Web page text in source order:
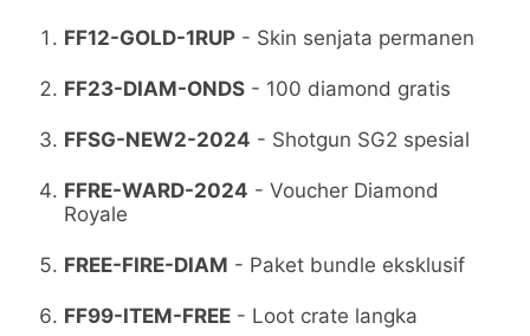
FF12-GOLD-1RUP - Skin senjata permanen
FF23-DIAM-ONDS - 100 diamond gratis
FFSG-NEW2-2024 - Shotgun SG2 spesial
FFRE-WARD-2024 - Voucher Diamond
Royale
FREE-FIRE-DIAM - Paket bundle eksklusif
FF99-ITEM-FREE - Loot crate langka